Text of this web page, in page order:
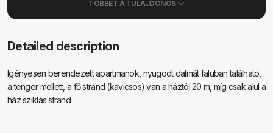
TÖBBET A TULAJDONOS
Detailed description
Igényesen berendezett apartmanok, nyugodt dalmát faluban található,
a tenger mellett, a fő strand (kavicsos) van a háztól 20 m, míg csak alul a
ház sziklás strand